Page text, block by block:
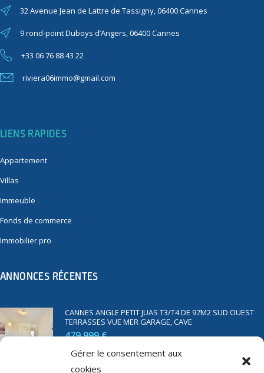
Gérer le consentement aux
cookies
32 Avenue Jean de Lattre de Tassigny, 06400 Cannes
9 rond-point Duboys d’Angers, 06400 Cannes
+33 06 76 88 43 22
riviera06immo@gmail.com
LIENS RAPIDES
Appartement
Villas
Immeuble
Fonds de commerce
Immobilier pro
ANNONCES RÉCENTES
CANNES ANGLE PETIT JUAS T3/T4 DE 97M2 SUD OUEST
TERRASSES VUE MER GARAGE, CAVE
479 999 €